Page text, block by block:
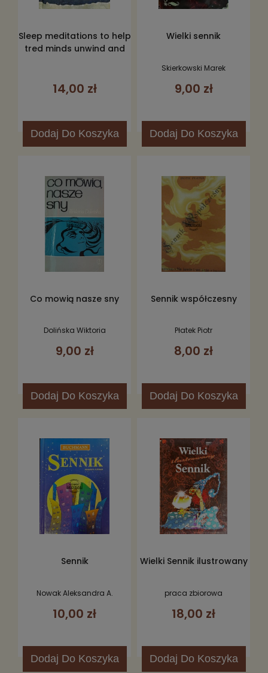
Sleep meditations to help
tred minds unwind and
14,00 zł
Dodaj Do Koszyka
Wielki sennik
Skierkowski Marek
9,00 zł
Dodaj Do Koszyka
Co mowią nasze sny
Dolińska Wiktoria
9,00 zł
Dodaj Do Koszyka
Sennik współczesny
Płatek Piotr
8,00 zł
Dodaj Do Koszyka
Sennik
Nowak Aleksandra A.
10,00 zł
Dodaj Do Koszyka
Wielki Sennik ilustrowany
praca zbiorowa
18,00 zł
Dodaj Do Koszyka